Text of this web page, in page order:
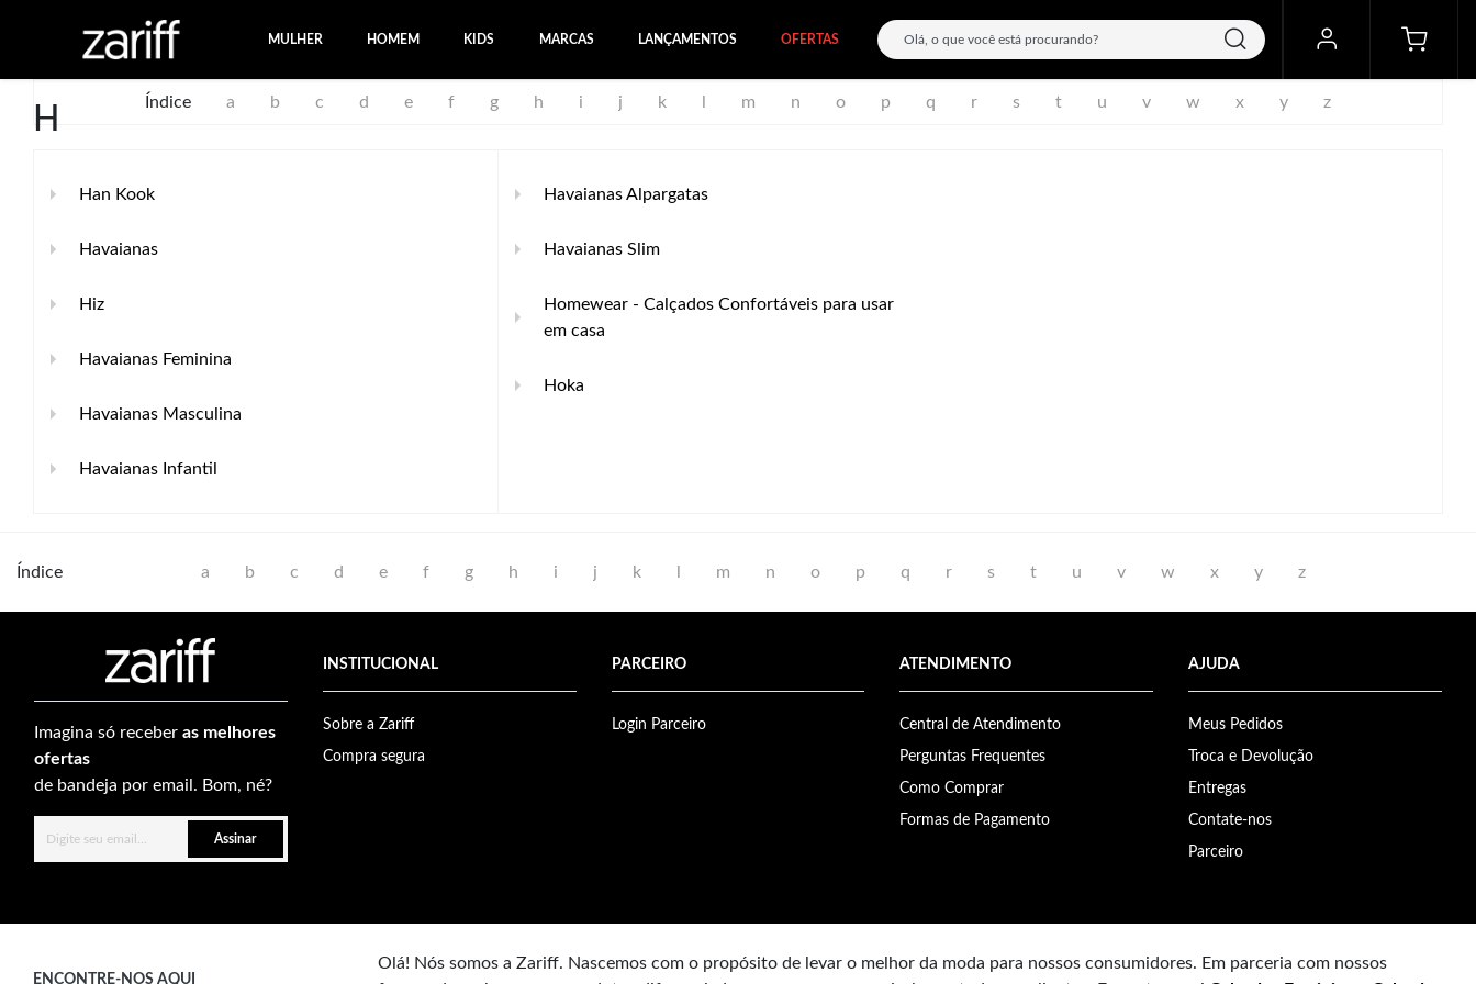
MULHER HOMEM KIDS MARCAS LANÇAMENTOS OFERTAS
Índice a b c d e f g h i j k m n o p q r s t u v w x y z
H
Han Kook
Havaianas
Hiz
Havaianas Feminina
Havaianas Masculina
Havaianas Infantil
Havaianas Alpargatas
Havaianas Slim
Homewear - Calçados Confortáveis para usar
em casa
Hoka
Índice a b c d e f g h i j k m n o p q r s t u v w x y z
Imagina só receber as melhores
ofertas
de bandeja por email. Bom, né?
Assinar
INSTITUCIONAL
Sobre a Zariff
Compra segura
PARCEIRO
Login Parceiro
ATENDIMENTO
Central de Atendimento
Perguntas Frequentes
Como Comprar
Formas de Pagamento
AJUDA
Meus Pedidos
Troca e Devolução
Entregas
Contate-nos
Parceiro
ENCONTRE-NOS AQUI
Olá! Nós somos a Zariff. Nascemos com o propósito de levar o melhor da moda para nossos consumidores. Em parceria com nossos